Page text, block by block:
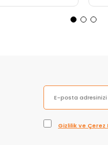
Gizlilik ve Çerez